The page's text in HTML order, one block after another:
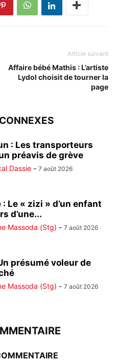
Article suivant
Affaire bébé Mathis : L’artiste
Lydol choisit de tourner la
page
: Les transporteurs
préavis de grève
Dassie - 7 août 2026
: Le « zizi » d’un enfant
d’une...
Massoda (Stg) - 7 août 2026
présumé voleur de
Massoda (Stg) - 7 août 2026